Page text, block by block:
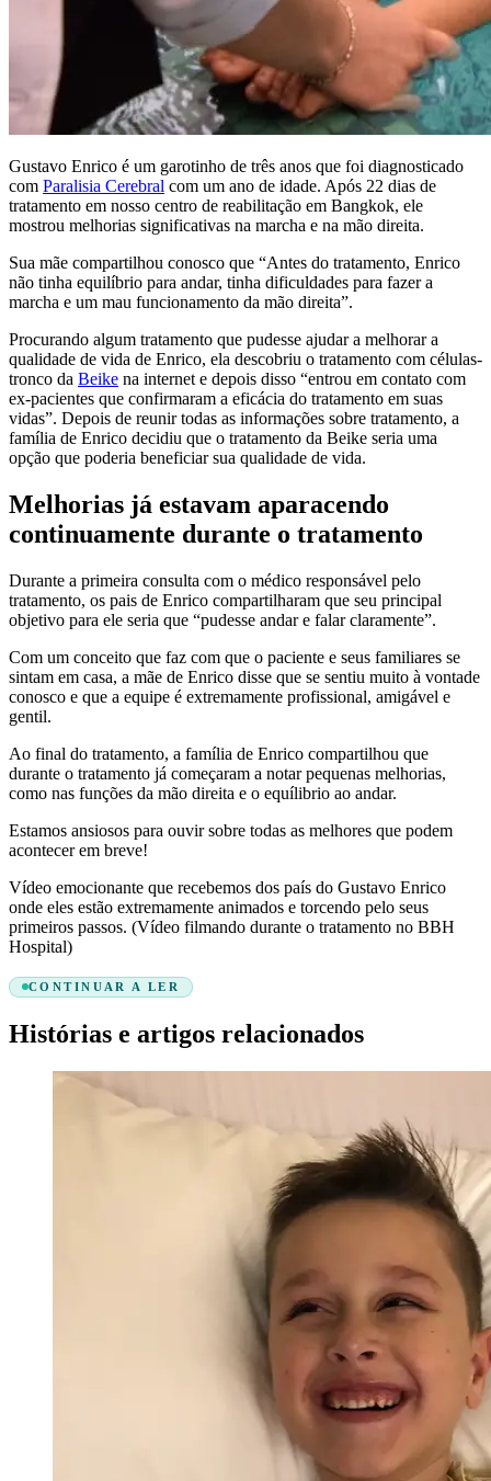
Gustavo Enrico é um garotinho de três anos que foi diagnosticado
com Paralisia Cerebral com um ano de idade. Após 22 dias de
tratamento em nosso centro de reabilitação em Bangkok, ele
mostrou melhorias significativas na marcha e na mão direita.
Sua mãe compartilhou conosco que “Antes do tratamento, Enrico
não tinha equilíbrio para andar, tinha dificuldades para fazer a
marcha e um mau funcionamento da mão direita”.
Procurando algum tratamento que pudesse ajudar a melhorar a
qualidade de vida de Enrico, ela descobriu o tratamento com células-
tronco da Beike na internet e depois disso “entrou em contato com
ex-pacientes que confirmaram a eficácia do tratamento em suas
vidas”. Depois de reunir todas as informações sobre tratamento, a
família de Enrico decidiu que o tratamento da Beike seria uma
opção que poderia beneficiar sua qualidade de vida.
Melhorias já estavam aparacendo
continuamente durante o tratamento
Durante a primeira consulta com o médico responsável pelo
tratamento, os pais de Enrico compartilharam que seu principal
objetivo para ele seria que “pudesse andar e falar claramente”.
Com um conceito que faz com que o paciente e seus familiares se
sintam em casa, a mãe de Enrico disse que se sentiu muito à vontade
conosco e que a equipe é extremamente profissional, amigável e
gentil.
Ao final do tratamento, a família de Enrico compartilhou que
durante o tratamento já começaram a notar pequenas melhorias,
como nas funções da mão direita e o equílibrio ao andar.
Estamos ansiosos para ouvir sobre todas as melhores que podem
acontecer em breve!
Vídeo emocionante que recebemos dos país do Gustavo Enrico
onde eles estão extremamente animados e torcendo pelo seus
primeiros passos. (Vídeo filmando durante o tratamento no BBH
Hospital)
CONTINUAR A LER
Histórias e artigos relacionados